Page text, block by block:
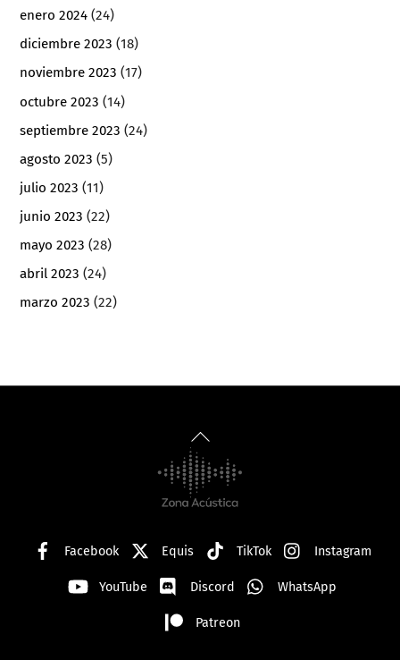
enero 2024 (24)
diciembre 2023 (18)
noviembre 2023 (17)
octubre 2023 (14)
septiembre 2023 (24)
agosto 2023 (5)
julio 2023 (11)
junio 2023 (22)
mayo 2023 (28)
abril 2023 (24)
marzo 2023 (22)
Back
To
Top
Facebook Equis TikTok Instagram
YouTube Discord WhatsApp
Patreon